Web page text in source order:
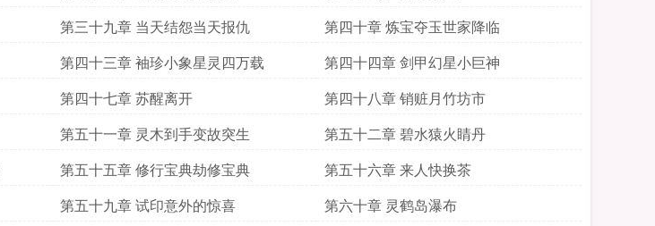
第三十九章 当天结怨当天报仇
第四十章 炼宝夺玉世家降临
第四十三章 袖珍小象星灵四万载
第四十四章 剑甲幻星小巨神
第四十七章 苏醒离开
第四十八章 销赃月竹坊市
第五十一章 灵木到手变故突生
第五十二章 碧水猿火睛丹
第五十五章 修行宝典劫修宝典
第五十六章 来人快换茶
第五十九章 试印意外的惊喜
第六十章 灵鹤岛瀑布